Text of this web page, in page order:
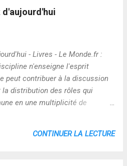
d'aujourd'hui
- Livres - Le Monde.fr :
n'enseigne l'esprit
peut contribuer à la discussion
distribution des rôles qui
en une multiplicité de
à tous."
CONTINUER LA LECTURE